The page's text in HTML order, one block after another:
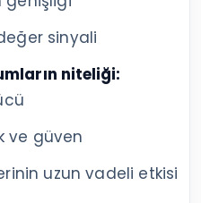
sinyali
niteliği:
ve güven
uzun vadeli etkisi